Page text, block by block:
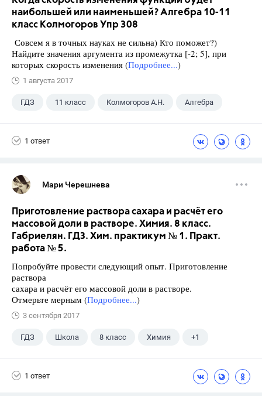
наибольшей или наименьшей? Алгебра 10-11
класс Колмогоров Упр 308
Совсем я в точных науках не сильна) Кто поможет?)
Найдите значения аргумента из промежутка [-2; 5], при
которых скорость изменения (Подробнее...)
1 августа 2017
ГДЗ 11 класс Колмогоров А.Н. Алгебра
1 ответ
Мари Черешнева
Приготовление раствора сахара и расчёт его
массовой доли в растворе. Химия. 8 класс.
Габриелян. ГДЗ. Хим. практикум № 1. Практ.
работа № 5.
Попробуйте провести следующий опыт. Приготовление
раствора
сахара и расчёт его массовой доли в растворе.
Отмерьте мерным (Подробнее...)
3 сентября 2017
ГДЗ Школа 8 класс Химия +1
1 ответ